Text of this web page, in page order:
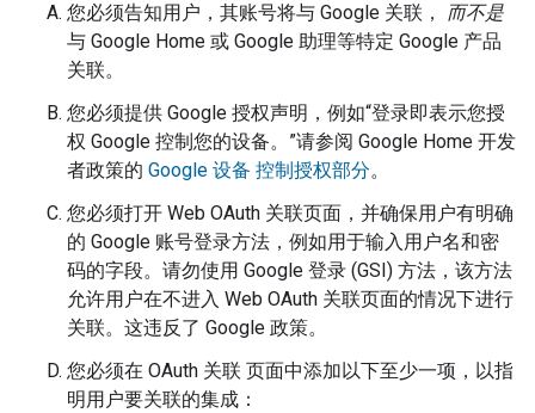
您必须告知用户，其账号将与 Google 关联， 而不是
与 Google Home 或 Google 助理等特定 Google 产品
关联。
您必须提供 Google 授权声明，例如“登录即表示您授
权 Google 控制您的设备。”请参阅 Google Home 开发
者政策的 Google 设备 控制授权部分。
您必须打开 Web OAuth 关联页面，并确保用户有明确
的 Google 账号登录方法，例如用于输入用户名和密
码的字段。请勿使用 Google 登录 (GSI) 方法，该方法
允许用户在不进入 Web OAuth 关联页面的情况下进行
关联。这违反了 Google 政策。
您必须在 OAuth 关联 页面中添加以下至少一项，以指
明用户要关联的集成：